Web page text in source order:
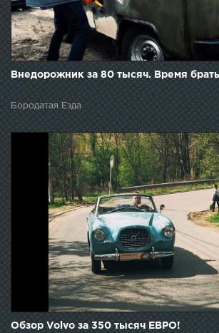
Внедорожник за 80 тысяч. Время
Бородатая Езда
Обзор Volvo за 350 тысяч ЕВРО!